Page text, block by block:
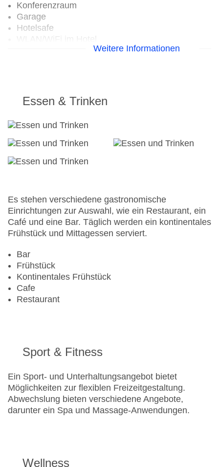
Konferenzraum
Garage
Hotelsafe
Gesamtanzahl der Zimmer: 63
Zahlungsarten: American Express, Diners Club,
Landeskategorie: 3 Sterne
Weitere Informationen
Essen & Trinken
Es stehen verschiedene gastronomische
Einrichtungen zur Auswahl, wie ein Restaurant, ein
Café und eine Bar. Täglich werden ein kontinentales
Frühstück und Mittagessen serviert.
Bar
Frühstück
Kontinentales Frühstück
Cafe
Restaurant
Sport & Fitness
Ein Sport- und Unterhaltungsangebot bietet
Möglichkeiten zur flexiblen Freizeitgestaltung.
Abwechslung bieten verschiedene Angebote,
darunter ein Spa und Massage-Anwendungen.
Wellness